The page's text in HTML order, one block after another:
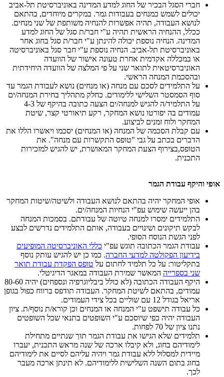
חברי הסגל הבכיר של החוג למדע המדינה באוניברסיטת תל-אביב
יכולים לשמש כמנחים בעבודות גמר. במקרים מיוחדים, בהתאם
לנושא העבודה, תהיה אפשרות להנחיה משותפת של שני מנחים.
ככלל, ההנחיה הראשית תהיה ע"י חבר/ת סגל של החוג למדע
המדינה. הנחיה נוספת יכולה להינתן ע"י חבר/ת סגל בחוג אחר
באוניברסיטת תל-אביב. הנחיה נוספת ע"י חבר סגל באוניברסיטה
או במכללה אקדמית אחרת טעונה אישור של הוועדה
האוניברסיטאית לתואר שני על פי המלצה של הוועדה היחידתית
ובהסכמת המנחה הראשי.
על התלמידים לסכם עם מנחה (או מנחים) נושא לעבודת הגמר עד
סוף הסמסטר השלישי ללימודים. כחלק מתהליך בחירת המנחה/ים
על התלמיד/ה להגיש למנחה/ים הצעה כתובה בהיקף של 4-3
עמודים בה יפורטו נושא המחקר, רקע תיאורטי קצר, שיטת
המחקר ולוח זמנים לביצוע.
עם קבלת הסכמה של המנחה (או המנחים) יסכמו ויאשרו הללו את
הדברים בכתב על גבי "טופס התקשרות עם מנחה". את
הטופס,בצירוף הצעת המחקר המאושרת, יש להגיש למזכירות
התכנית.
אופי והיקף עבודת הגמר
אופי המחקר יהיה בהתאם לנושא העבודה ולשיטה/שיטות המחקר
בהן ייעשה שימוש עפ"י הנחיות המנחה/ים.
התלמידים ימסרו למנחה טיוטה של עבודתם. בסמכות המנחה
לבקש תיקונים ושינויים בעבודה, אותם התלמידים נדרשים לבצע
לפני הגשת הנוסח הסופי.
עבודת הגמר הכתובה תוגש עפ"י כללי האוניברסיטה המופיעים
בידיעון הפקולטה למדעי החברה. כמו כן יש להגיש עותק נוסף
בתקליטור: על כל תלמיד לחתום על טופס הפקדת עבודת תואר
שני בספרייה המאשר שמירת העבודה במאגר הדיגיטלי.
היקף העבודה הכתובה (לא כולל ביבליוגרפיה ונספחים) יהיה 80-60
עמודים, בהתאם לשיטת המחקר. העבודה תודפס ברווח כפול בגופן
אריאל בגודל 12 עם שוליים בכל צידי העמודים.
כל עבודה תישפט ע"י המנחה או המנחים וכן קורא/ת נוסף/ת. ציון
העבודה יהיה כפי שיוסכם ע"י השופטים בתנאי שכל השופטים
נתנו ציון של 70 לפחות.
תלמידים שלא הגישו את עבודת הגמר תוך שנתיים מתחילת
לימודיהם בחוג, ולא קיבלו ארכה של שנה מראש התכנית, יעברו
מיידית למסלול ללא עבודת גמר ויהיה עליהם לסיים את לימודיהם
בחוג בתום השנה השלישית ללימודיהם. לא תינתן ארכה מעבר
לכך.